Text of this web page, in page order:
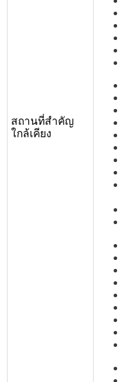
สถานที่สำคัญ
ใกล้เคียง